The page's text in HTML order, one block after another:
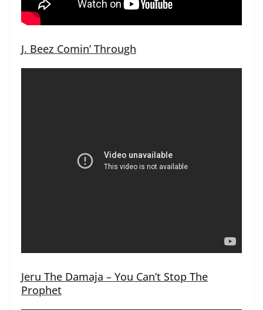
J. Beez Comin’ Through
Jeru The Damaja – You Can’t Stop The
Prophet